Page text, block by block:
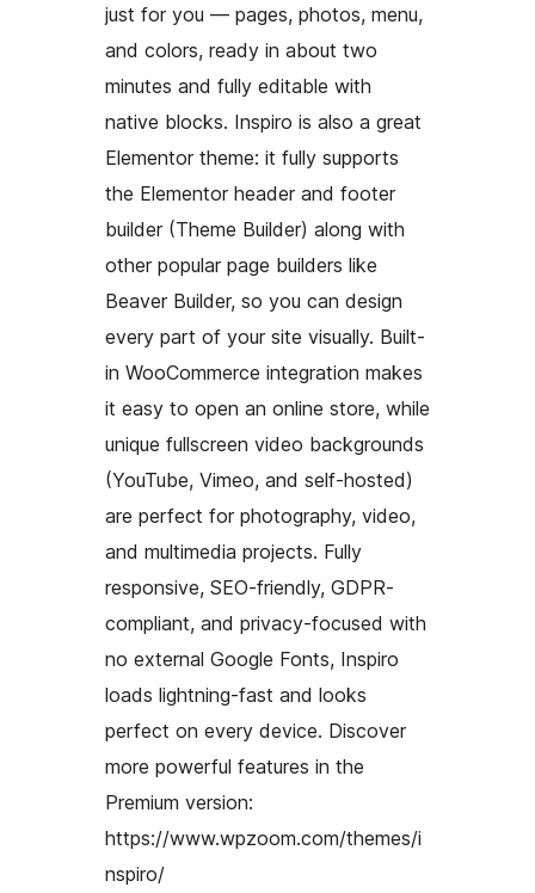
just for you — pages, photos, menu,
and colors, ready in about two
minutes and fully editable with
native blocks. Inspiro is also a great
Elementor theme: it fully supports
the Elementor header and footer
builder (Theme Builder) along with
other popular page builders like
Beaver Builder, so you can design
every part of your site visually. Built-
in WooCommerce integration makes
it easy to open an online store, while
unique fullscreen video backgrounds
(YouTube, Vimeo, and self-hosted)
are perfect for photography, video,
and multimedia projects. Fully
responsive, SEO-friendly, GDPR-
compliant, and privacy-focused with
no external Google Fonts, Inspiro
loads lightning-fast and looks
perfect on every device. Discover
more powerful features in the
Premium version:
https://www.wpzoom.com/themes/i
nspiro/